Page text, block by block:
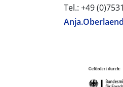
Tel.: +49